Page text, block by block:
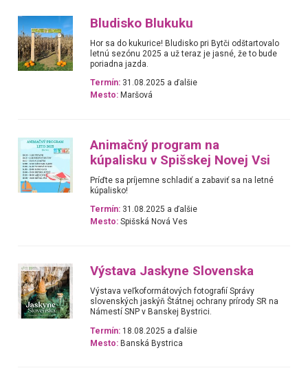
Bludisko Blukuku
Hor sa do kukurice! Bludisko pri Bytči odštartovalo
letnú sezónu 2025 a už teraz je jasné, že to bude
poriadna jazda.
Termín: 31.08.2025 a ďalšie
Mesto: Maršová
Animačný program na
kúpalisku v Spišskej Novej Vsi
Príďte sa príjemne schladiť a zabaviť sa na letné
kúpalisko!
Termín: 31.08.2025 a ďalšie
Mesto: Spišská Nová Ves
Výstava Jaskyne Slovenska
Výstava veľkoformátových fotografií Správy
slovenských jaskýň Štátnej ochrany prírody SR na
Námestí SNP v Banskej Bystrici.
Termín: 18.08.2025 a ďalšie
Mesto: Banská Bystrica